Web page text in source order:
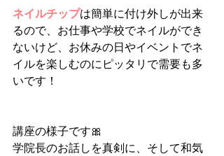
ネイルチップは簡単に付け外しが出来
るので、お仕事や学校でネイルができ
ないけど、お休みの日やイベントでネ
イルを楽しむのにピッタリ で需要も多
いです！
講座の様子です🎀
学院長のお話しを真剣に、そして和気